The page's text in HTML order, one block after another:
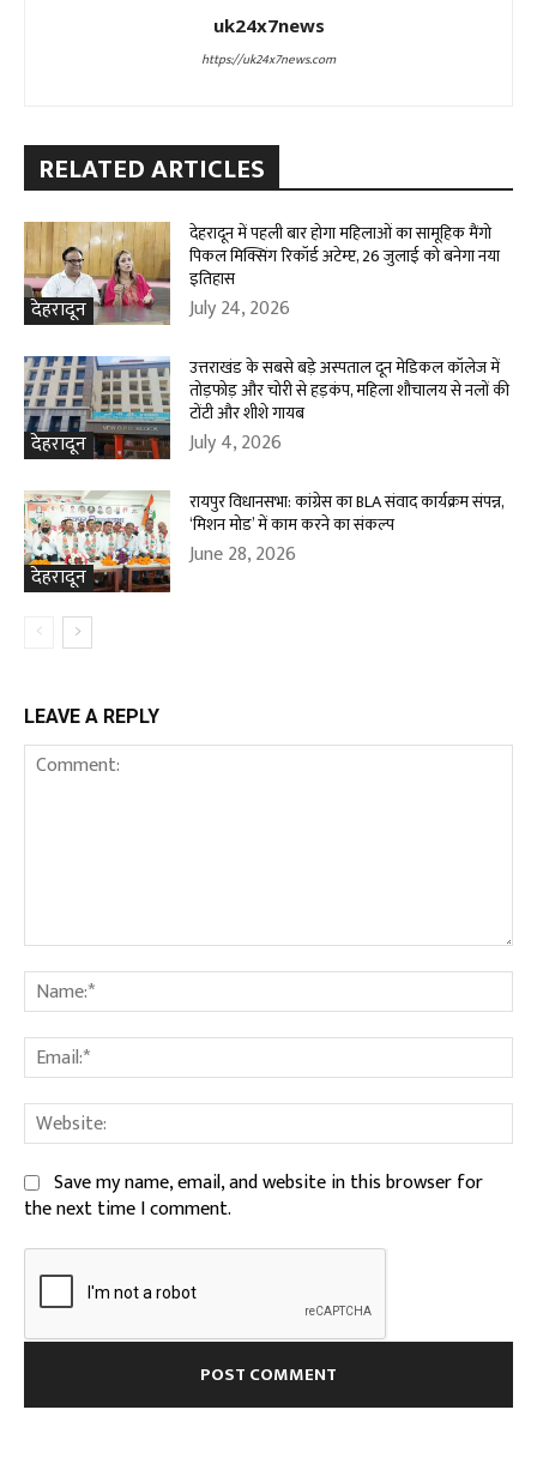
uk24x7news
https://uk24x7news.com
RELATED ARTICLES
देहरादून
देहरादून में पहली बार होगा महिलाओं का सामूहिक मैंगो
पिकल मिक्सिंग रिकॉर्ड अटेम्प्ट, 26 जुलाई को बनेगा नया
इतिहास
July 24, 2026
देहरादून
उत्तराखंड के सबसे बड़े अस्पताल दून मेडिकल कॉलेज में
तोड़फोड़ और चोरी से हड़कंप, महिला शौचालय से नलों की
टोंटी और शीशे गायब
July 4, 2026
देहरादून
रायपुर विधानसभा: कांग्रेस का BLA संवाद कार्यक्रम संपन्न,
‘मिशन मोड’ में काम करने का संकल्प
June 28, 2026
LEAVE A REPLY
Save my name, email, and website in this browser for
the next time I comment.